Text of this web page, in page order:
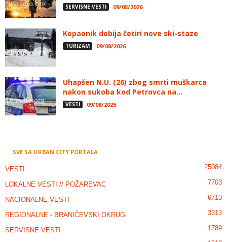
SERVISNE VESTI 09/08/2026
Kopaonik dobija četiri nove ski-staze
TURIZAM 09/08/2026
Uhapšen N.U. (26) zbog smrti muškarca
nakon sukoba kod Petrovca na...
VESTI 09/08/2026
SVE SA URBAN CITY PORTALA
VESTI 25084
LOKALNE VESTI // POŽAREVAC 7703
NACIONALNE VESTI 6713
REGIONALNE - BRANIČEVSKI OKRUG 3313
SERVISNE VESTI 1789